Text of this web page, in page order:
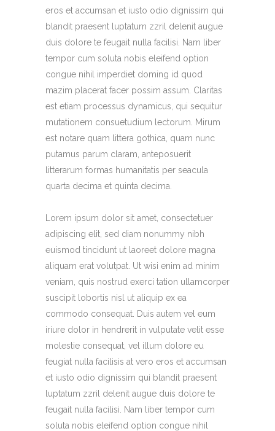
eros et accumsan et iusto odio dignissim qui
blandit praesent luptatum zzril delenit augue
duis dolore te feugait nulla facilisi. Nam liber
tempor cum soluta nobis eleifend option
congue nihil imperdiet doming id quod
mazim placerat facer possim assum. Claritas
est etiam processus dynamicus, qui sequitur
mutationem consuetudium lectorum. Mirum
est notare quam littera gothica, quam nunc
putamus parum claram, anteposuerit
litterarum formas humanitatis per seacula
quarta decima et quinta decima.
Lorem ipsum dolor sit amet, consectetuer
adipiscing elit, sed diam nonummy nibh
euismod tincidunt ut laoreet dolore magna
aliquam erat volutpat. Ut wisi enim ad minim
veniam, quis nostrud exerci tation ullamcorper
suscipit lobortis nisl ut aliquip ex ea
commodo consequat. Duis autem vel eum
iriure dolor in hendrerit in vulputate velit esse
molestie consequat, vel illum dolore eu
feugiat nulla facilisis at vero eros et accumsan
et iusto odio dignissim qui blandit praesent
luptatum zzril delenit augue duis dolore te
feugait nulla facilisi. Nam liber tempor cum
soluta nobis eleifend option congue nihil